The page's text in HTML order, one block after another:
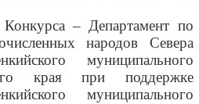
– Департамент по
народов Севера
муниципального
края при поддержке
муниципального